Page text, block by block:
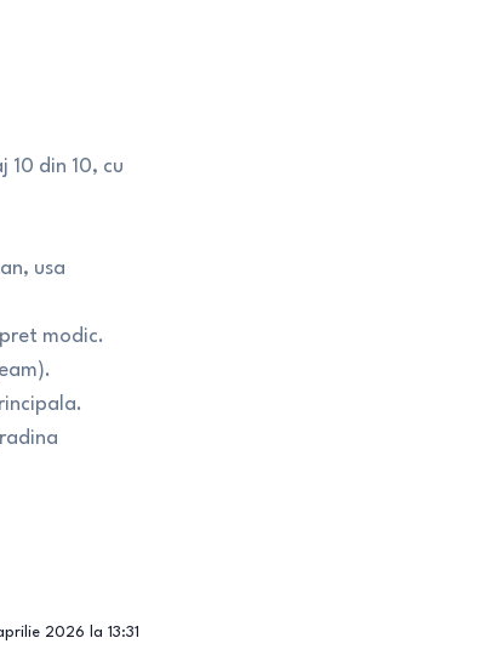
10 din 10, cu
usa
modic.
2026 la 13:31